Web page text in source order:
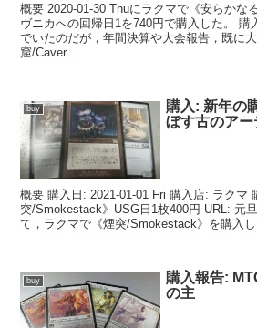
概要 2020-01-30 Thuにラクマで《安らかな
ヴニカへの回帰日1を740円で購入した。 購
でいたのだが，年間決算や大会報告，既に
窟/Caver...
buy
購入: 新年の
ぼす古のアー
概要 購入日: 2021-01-01 Fri 購入店: ラクマ
突/Smokestack》USG日1枚400円 URL: 元
て，ラクマで《煙突/Smokestack》を購入
buy
購入報告:
の主